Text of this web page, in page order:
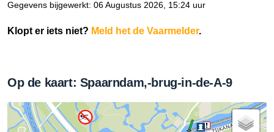
Gegevens bijgewerkt: 06 Augustus 2026, 15:24 uur
Klopt er iets niet? Meld het de Vaarmelder.
Op de kaart: Spaarndam,-brug-in-de-A-9